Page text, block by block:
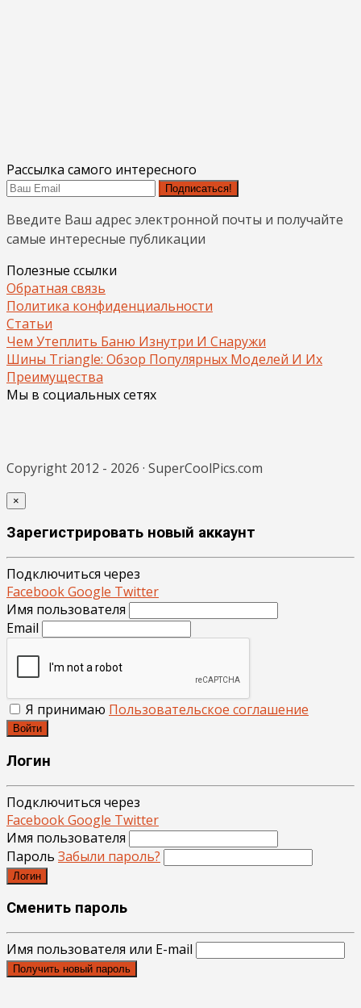
Рассылка самого интересного
Подписаться!
Введите Ваш адрес электронной почты и получайте
самые интересные публикации
Полезные ссылки
Обратная связь
Политика конфиденциальности
Статьи
Чем Утеплить Баню Изнутри И Снаружи
Шины Triangle: Обзор Популярных Моделей И Их
Преимущества
Мы в социальных сетях
Copyright 2012 - 2026 · SuperCoolPics.com
×
Зарегистрировать новый аккаунт
Подключиться через
FacebookGoogle Twitter
Имя пользователя
Email
Я принимаю Пользовательское соглашение
Войти
Логин
Подключиться через
FacebookGoogle Twitter
Имя пользователя
Пароль Забыли пароль?
Логин
Сменить пароль
Имя пользователя или E-mail
Получить новый пароль